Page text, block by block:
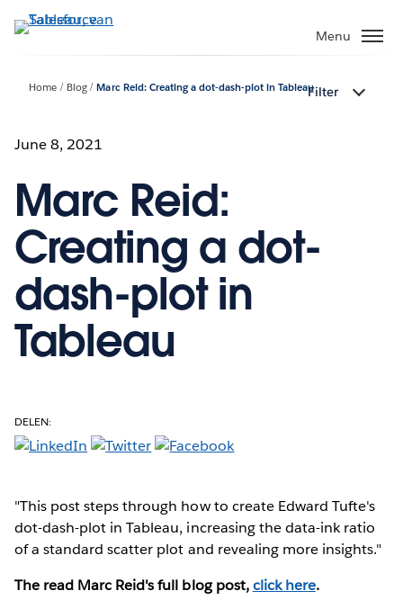
Verder
naar
Menu
Home Blog Marc Reid: Creating a dot-dash-plot in TableauFilter
June 8, 2021
Marc Reid:
Creating a dot-
dash-plot in
Tableau
DELEN:
"This post steps through how to create Edward Tufte's
dot-dash-plot in Tableau, increasing the data-ink ratio
of a standard scatter plot and revealing more insights."
The read Marc Reid's full blog post,click here.